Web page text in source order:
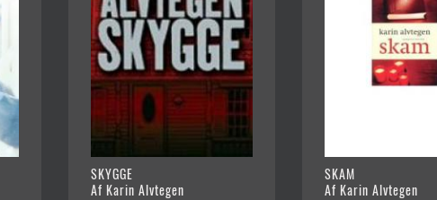
SKYGGE
Af Karin Alvtegen
SKAM
Af Karin Alvtegen